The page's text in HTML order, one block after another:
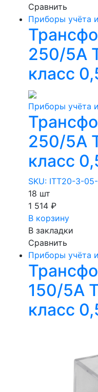
Сравнить
Приборы учёта
250/5А
класс
Приборы учёта
250/5А
класс
SKU: ITT20-3-
18 шт
1 514 ₽
В корзину
В закладки
Сравнить
Приборы учёта
150/5А
класс